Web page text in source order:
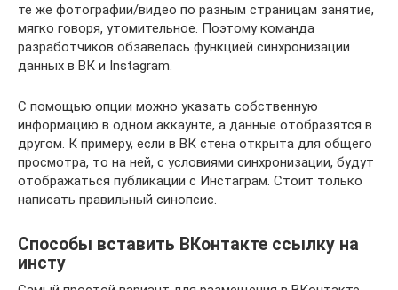
те же фотографии/видео по разным страницам занятие,
мягко говоря, утомительное. Поэтому команда
разработчиков обзавелась функцией синхронизации
данных в ВК и Instagram.
С помощью опции можно указать собственную
информацию в одном аккаунте, а данные отобразятся в
другом. К примеру, если в ВК стена открыта для общего
просмотра, то на ней, с условиями синхронизации, будут
отображаться публикации с Инстаграм. Стоит только
написать правильный синопсис.
Способы вставить ВКонтакте ссылку на
инсту